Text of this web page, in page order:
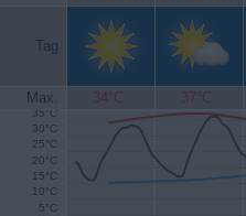
Tag
Max. 34°C 37°C
5°C
10°C
15°C
20°C
25°C
30°C
35°C